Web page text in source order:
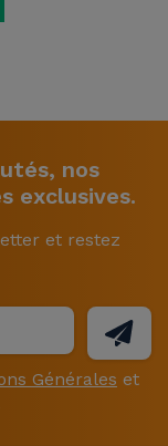
nos
exclusives.
et restez
Générales et